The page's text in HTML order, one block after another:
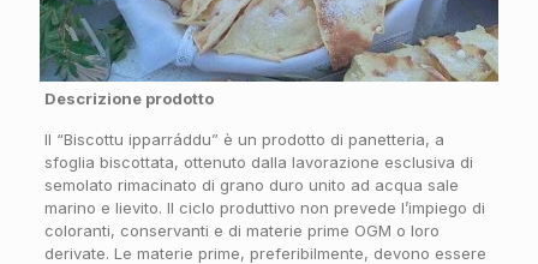
Descrizione prodotto
Il “Biscottu ipparráddu” è un prodotto di panetteria, a
sfoglia biscottata, ottenuto dalla lavorazione esclusiva di
semolato rimacinato di grano duro unito ad acqua sale
marino e lievito. Il ciclo produttivo non prevede l’impiego di
coloranti, conservanti e di materie prime OGM o loro
derivate. Le materie prime, preferibilmente, devono essere